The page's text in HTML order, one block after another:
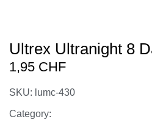
Ultrex Ultranight 8
1,95 CHF
SKU: lumc-430
Category: